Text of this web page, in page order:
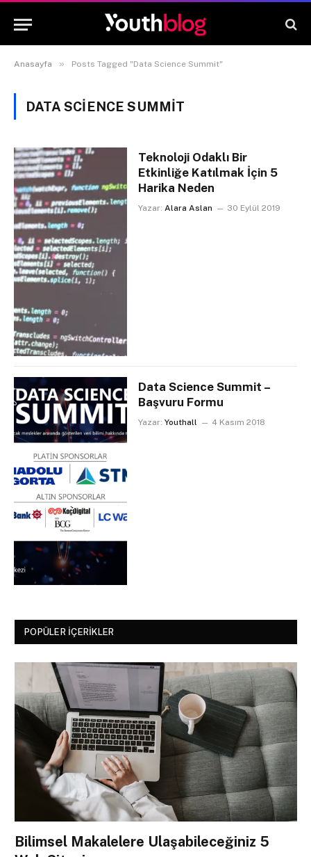
Anasayfa » Posts Tagged "Data Science Summit"
DATA SCIENCE SUMMIT
Teknoloji Odaklı Bir
Etkinliğe Katılmak İçin 5
Harika Neden
Yazar: Alara Aslan 30 Eylül 2019
Data Science Summit –
Başvuru Formu
Yazar: Youthall 4 Kasım 2018
POPÜLER İÇERIKLER
Bilimsel Makalelere Ulaşabileceğiniz 5